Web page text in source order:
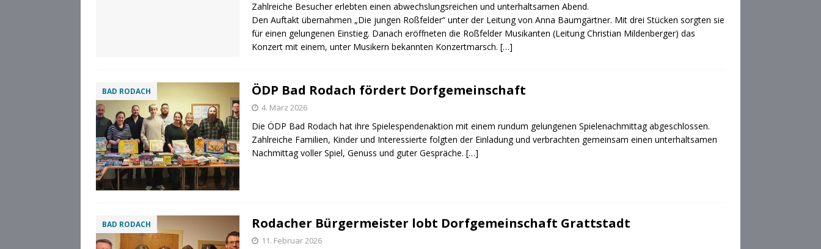
Zahlreiche Besucher erlebten einen abwechslungsreichen und unterhaltsamen Abend.
Den Auftakt übernahmen „Die jungen Roßfelder“ unter der Leitung von Anna Baumgärtner. Mit drei Stücken sorgten sie
für einen gelungenen Einstieg. Danach eröffneten die Roßfelder Musikanten (Leitung Christian Mildenberger) das
Konzert mit einem, unter Musikern bekannten Konzertmarsch. […]
BAD RODACH ÖDP Bad Rodach fördert Dorfgemeinschaft
4. März 2026
Die ÖDP Bad Rodach hat ihre Spielespendenaktion mit einem rundum gelungenen Spielenachmittag abgeschlossen.
Zahlreiche Familien, Kinder und Interessierte folgten der Einladung und verbrachten gemeinsam einen unterhaltsamen
Nachmittag voller Spiel, Genuss und guter Gespräche. […]
BAD RODACH Rodacher Bürgermeister lobt Dorfgemeinschaft Grattstadt
11. Februar 2026